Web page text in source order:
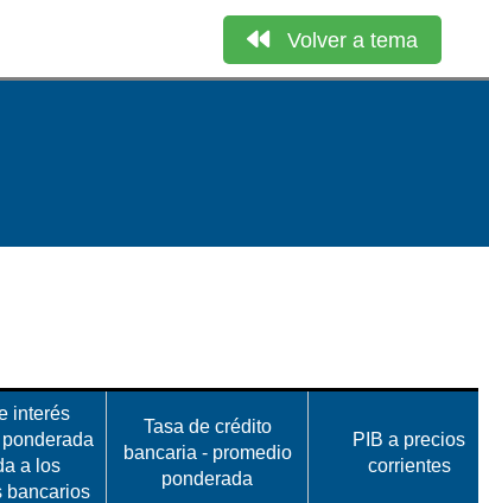
Volver a tema
interés
a los
bancarios
Tasa de crédito
bancaria - promedio
ponderada
PIB a precios
corrientes